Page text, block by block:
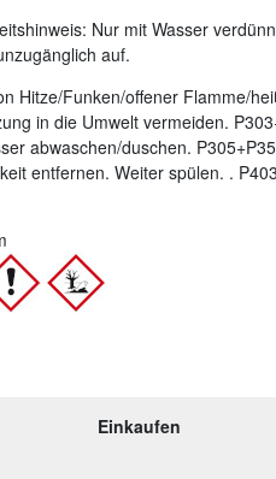
Nur mit Wasser
auf.
Hitze/Funken/offener Flamme/
in die Umwelt vermeiden.
abwaschen/duschen.
entfernen. Weiter spülen. .
Einkaufen